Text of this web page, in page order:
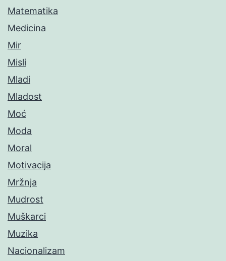
Matematika
Medicina
Mir
Misli
Mladi
Mladost
Moć
Moda
Moral
Motivacija
Mržnja
Mudrost
Muškarci
Muzika
Nacionalizam